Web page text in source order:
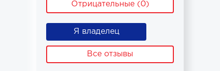
Отрицательные (0)
Я владелец
Все отзывы